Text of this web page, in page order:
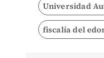
Universidad
fiscalía del